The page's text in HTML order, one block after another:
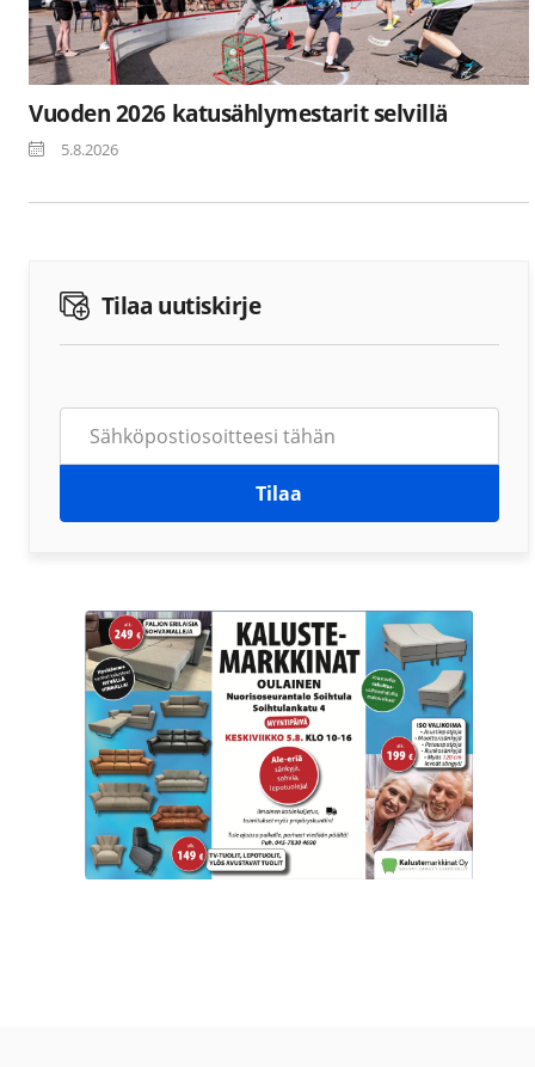
Vuoden 2026 katusählymestarit selvillä
5.8.2026
Tilaa uutiskirje
Tilaa